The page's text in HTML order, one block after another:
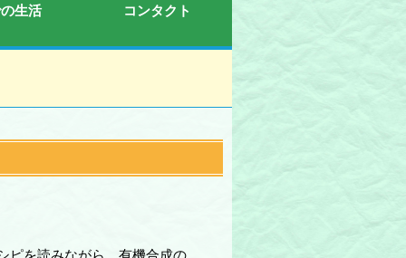
生活 コンタクト
ピを読みながら、有機合成の